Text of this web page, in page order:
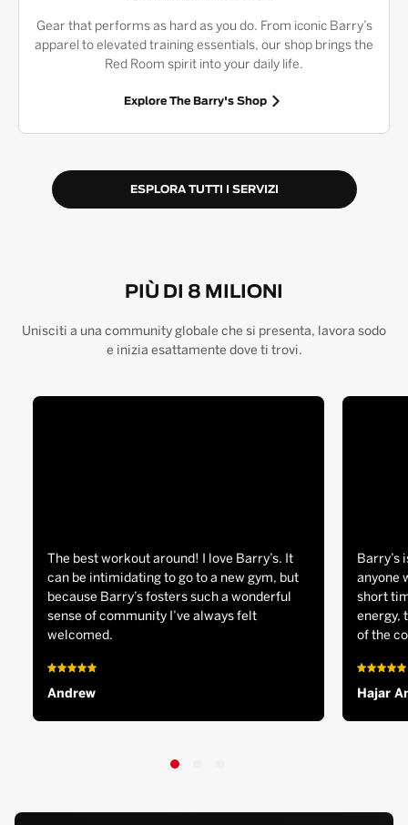
Gear that performs as hard as you do. From iconic Barry’s
apparel to elevated training essentials, our shop brings the
Red Room spirit into your daily life.
Explore The Barry's Shop
ESPLORA TUTTI I SERVIZI
PIÙ DI 8 MILIONI
Unisciti a una community globale che si presenta, lavora sodo
e inizia esattamente dove ti trovi.
The best workout around! I love Barry’s. It
can be intimidating to go to a new gym, but
because Barry’s fosters such a wonderful
sense of community I’ve always felt
welcomed.
Andrew
Barry’s
anyone
short
energy,
of the
Hajar